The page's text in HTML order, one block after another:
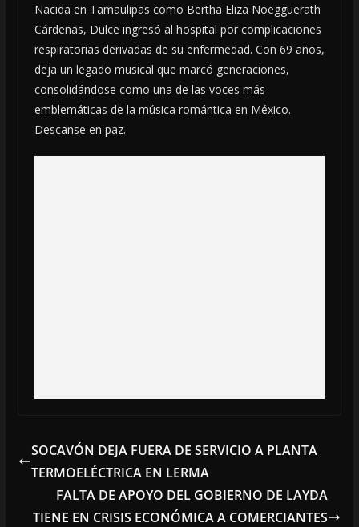
Nacida en Tamaulipas como Bertha Eliza Noegguerath
Cárdenas, Dulce ingresó al hospital por complicaciones
respiratorias derivadas de su enfermedad. Con 69 años,
deja un legado musical que marcó generaciones,
consolidándose como una de las voces más
emblemáticas de la música romántica en México.
Descanse en paz.
SOCAVÓN DEJA FUERA DE SERVICIO A PLANTA
TERMOELÉCTRICA EN LERMA
FALTA DE APOYO DEL GOBIERNO DE LAYDA
TIENE EN CRISIS ECONÓMICA A COMERCIANTES